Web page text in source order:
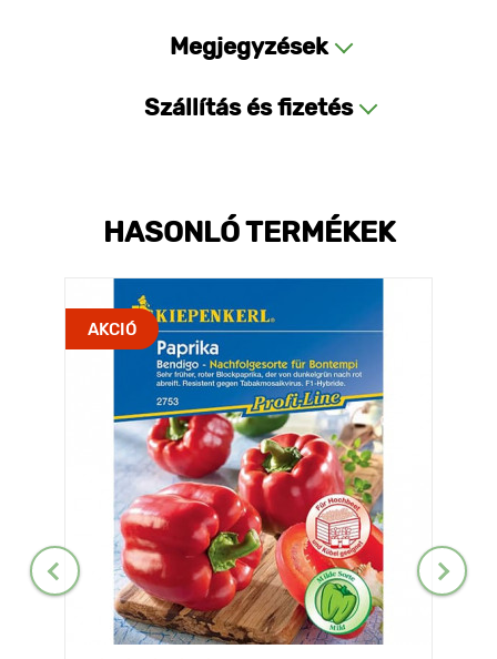
Megjegyzések
Szállítás és fizetés
HASONLÓ TERMÉKEK
AKCIÓ